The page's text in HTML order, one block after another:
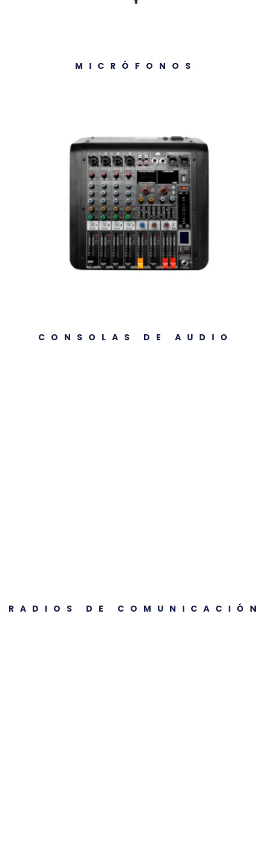
MICRÓFONOS
CONSOLAS DE AUDIO
RADIOS DE COMUNICACIÓN